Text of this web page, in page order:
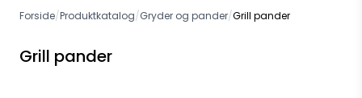
Forside/Produktkatalog/Gryder og pander/Grill pander
Grill pander